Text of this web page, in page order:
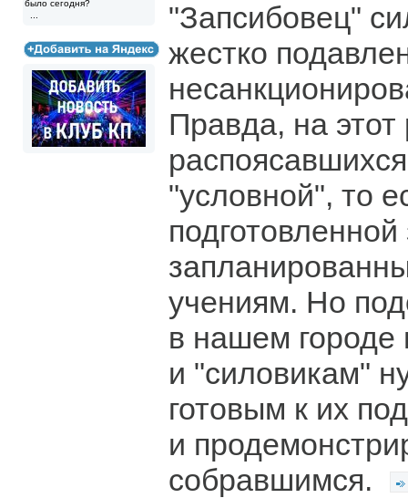
было сегодня?
"Запсибовец"
жестко
Правда, на этот
"условной", то
учениям. Но
в нашем
и "силовикам"
готовым к их
и
собравшимся.